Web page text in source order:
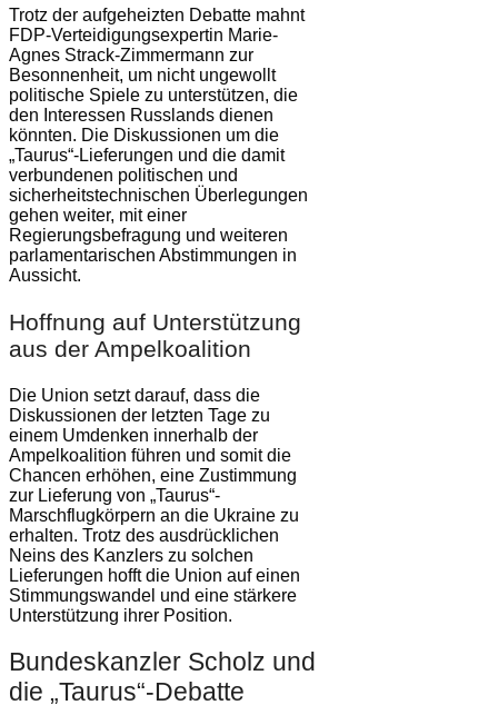
Trotz der aufgeheizten Debatte mahnt
FDP-Verteidigungsexpertin Marie-
Agnes Strack-Zimmermann zur
Besonnenheit, um nicht ungewollt
politische Spiele zu unterstützen, die
den Interessen Russlands dienen
könnten. Die Diskussionen um die
„Taurus“-Lieferungen und die damit
verbundenen politischen und
sicherheitstechnischen Überlegungen
gehen weiter, mit einer
Regierungsbefragung und weiteren
parlamentarischen Abstimmungen in
Aussicht.
Hoffnung auf Unterstützung
aus der Ampelkoalition
Die Union setzt darauf, dass die
Diskussionen der letzten Tage zu
einem Umdenken innerhalb der
Ampelkoalition führen und somit die
Chancen erhöhen, eine Zustimmung
zur Lieferung von „Taurus“-
Marschflugkörpern an die Ukraine zu
erhalten. Trotz des ausdrücklichen
Neins des Kanzlers zu solchen
Lieferungen hofft die Union auf einen
Stimmungswandel und eine stärkere
Unterstützung ihrer Position.
Bundeskanzler Scholz und
die „Taurus“-Debatte